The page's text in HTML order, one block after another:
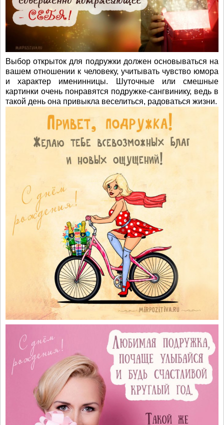
Выбор открыток для подружки должен основываться на
вашем отношении к человеку, учитывать чувство юмора
и характер именинницы. Шуточные или смешные
картинки очень понравятся подружке-сангвинику, ведь в
такой день она привыкла веселиться, радоваться жизни.